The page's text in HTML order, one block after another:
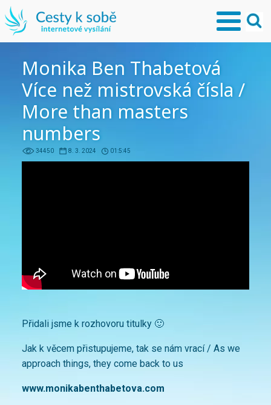
Monika Ben Thabetová
Více než mistrovská čísla /
More than masters
numbers
34450 8. 3. 2024 01:5:45
Přidali jsme k rozhovoru titulky 🙂
Jak k věcem přistupujeme, tak se nám vrací / As we
approach things, they come back to us
www.monikabenthabetova.com